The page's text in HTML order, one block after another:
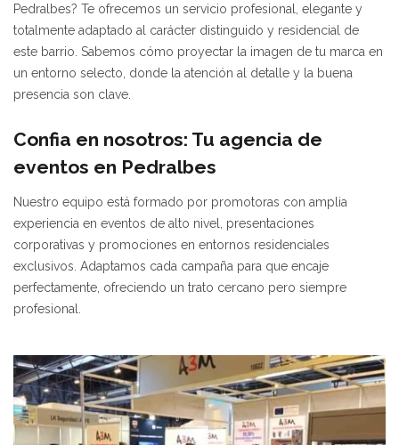
Pedralbes? Te ofrecemos un servicio profesional, elegante y
totalmente adaptado al carácter distinguido y residencial de
este barrio. Sabemos cómo proyectar la imagen de tu marca en
un entorno selecto, donde la atención al detalle y la buena
presencia son clave.
Confia en nosotros: Tu agencia de
eventos en Pedralbes
Nuestro equipo está formado por promotoras con amplia
experiencia en eventos de alto nivel, presentaciones
corporativas y promociones en entornos residenciales
exclusivos. Adaptamos cada campaña para que encaje
perfectamente, ofreciendo un trato cercano pero siempre
profesional.